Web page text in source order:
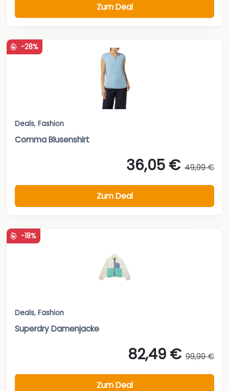
Zum Deal
-28%
Deals, Fashion
Comma Blusenshirt
36,05 € 49,99 €
Zum Deal
-18%
Deals, Fashion
Superdry Damenjacke
82,49 € 99,99 €
Zum Deal